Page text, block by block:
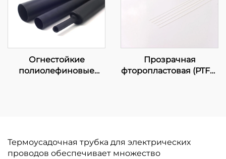
Огнестойкие
полиолефиновые
Прозрачная
фторопластовая (PTFE)
Термоусадочная трубка для электрических
проводов обеспечивает множество